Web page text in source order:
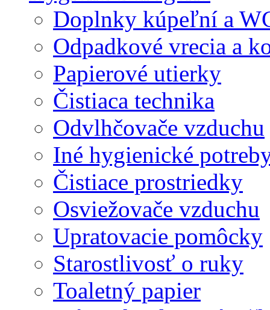
Doplnky kúpeľní a
Odpadkové vrecia a
Papierové utierky
Čistiaca technika
Odvlhčovače vzduchu
Iné hygienické
Čistiace prostriedky
Osviežovače vzduchu
Upratovacie pomôcky
Starostlivosť o ruky
Toaletný papier